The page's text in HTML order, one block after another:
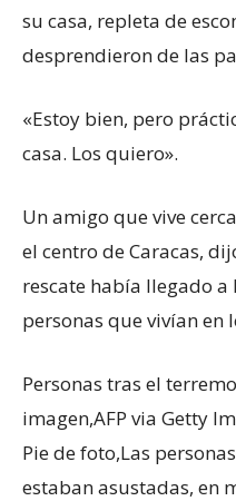
su casa, repleta de
desprendieron de las
«Estoy bien, pero
casa. Los quiero».
Un amigo que vive
el centro de Caracas,
rescate había llegado
personas que vivían en
Personas tras el
imagen,AFP via Getty
Pie de foto,Las
estaban asustadas, en